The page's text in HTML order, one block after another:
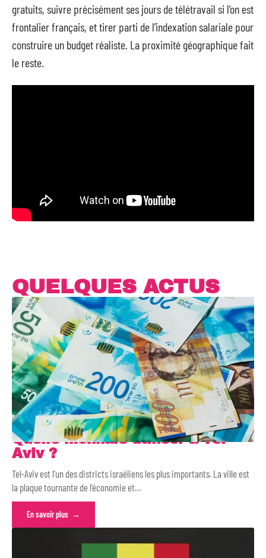
gratuits, suivre précisément ses jours de télétravail si l’on est
frontalier français, et tirer parti de l’indexation salariale pour
construire un budget réaliste. La proximité géographique fait
le reste.
QUELQUES ACTUS
Quelle monnaie utiliser à Tel-
Aviv ?
Tel-Aviv est l’un des districts israéliens les plus importants. La ville est
la plaque tournante de l’économie et…
En savoir plus